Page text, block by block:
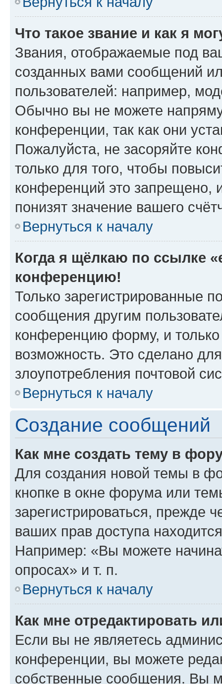
Что такое звание и как я
Звания, отображаемые под
созданных вами сообщений
пользователей: например,
Обычно вы не можете
конференции, так как они
Пожалуйста, не засоряйте
только для того, чтобы
конференций это запрещено,
понизят значение вашего
Вернуться к началу
Когда я щёлкаю по ссылке
конференцию!
Только зарегистрированные
сообщения другим
конференцию форму, и
возможность. Это сделано
злоупотребления почтовой
Вернуться к началу
Создание сообщений
Как мне создать тему в
Для создания новой темы в
кнопке в окне форума или
зарегистрироваться, прежде
ваших прав доступа
Например: «Вы можете
опросах» и т. п.
Вернуться к началу
Как мне отредактировать
Если вы не являетесь
конференции, вы можете
собственные сообщения. Вы